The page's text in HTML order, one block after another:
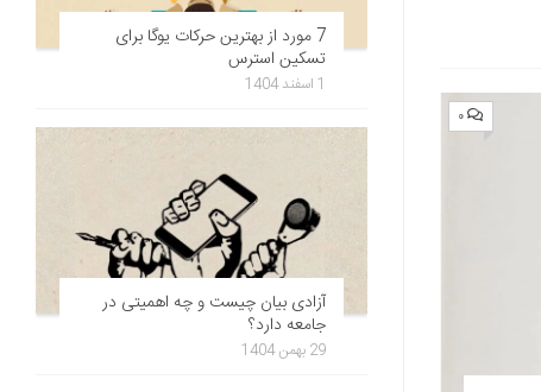
۰
7 مورد از بهترین حرکات یوگا برای
تسکین استرس
1 اسفند 1404
آزادی بیان چیست و چه اهمیتی در
جامعه دارد؟
29 بهمن 1404